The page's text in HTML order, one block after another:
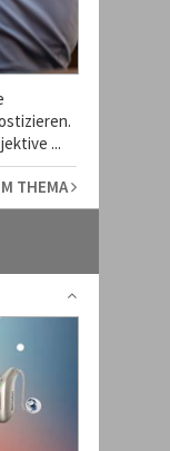
...
THEMA